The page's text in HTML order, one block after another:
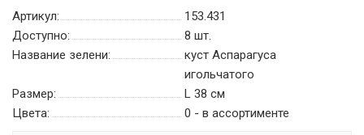
Артикул:
153.431
Доступно:
8 шт.
Название зелени:
куст Аспарагуса
игольчатого
Размер:
L 38 см
Цвета:
0 - в ассортименте